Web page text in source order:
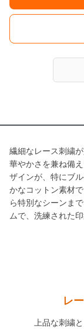
繊細なレース刺繍
華やかさを兼ね備
ザインが、特にブ
かなコットン素材
ら特別なシーンま
ムで、洗練された
レ
上品な刺繍